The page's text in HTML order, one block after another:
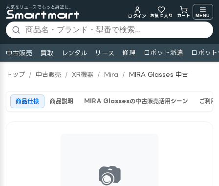
未来をリユースでもっと身近に。
ログイン
お気に入り カート MENU
中古販売 買取 レンタル リース 修理 ロボット派遣 ロボッ
トップ / 中古販売 / XR機器 / Mira / MIRA Glasses 中古
商品仕様 商品説明 MIRA Glassesの中古販売活用シーン ご利用